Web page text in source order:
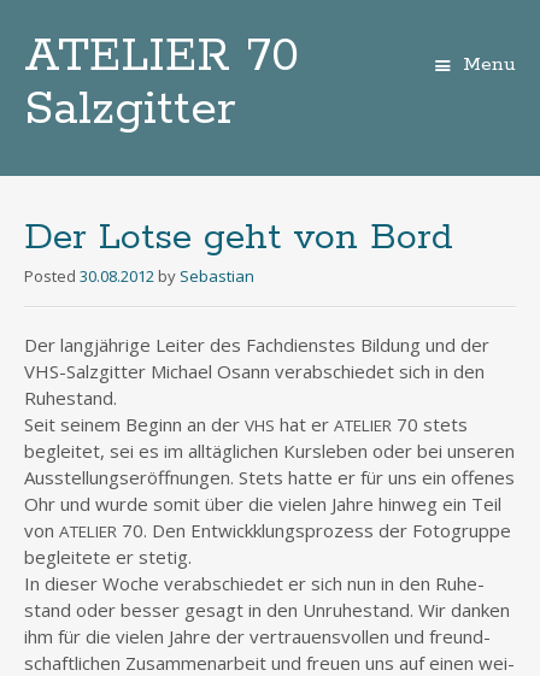
ATELIER 70
Salzgitter
Menu
Der Lotse geht von Bord
Posted 30.08.2012 by Sebastian
Der lang­jäh­ri­ge Lei­ter des Fach­diens­tes Bil­dung und der
VHS-Salz­git­ter Micha­el Osann ver­ab­schie­det sich in den
Ruhestand.
Seit sei­nem Beginn an der VHS hat er ATELIER 70 stets
beglei­tet, sei es im all­täg­li­chen Kurs­le­ben oder bei unse­ren
Aus­stel­lungs­er­öff­nun­gen. Stets hat­te er für uns ein offe­nes
Ohr und wur­de somit über die vie­len Jah­re hin­weg ein Teil
von ATELIER 70. Den Ent­wick­klungs­pro­zess der Foto­grup­pe
beglei­te­te er stetig.
In die­ser Woche ver­ab­schie­det er sich nun in den Ruhe­
stand oder bes­ser gesagt in den Unru­he­stand. Wir dan­ken
ihm für die vie­len Jah­re der ver­trau­ens­vol­len und freund­
schaft­li­chen Zusam­men­ar­beit und freu­en uns auf einen wei­